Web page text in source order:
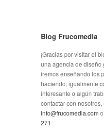
Blog Frucomedia
¡Gracias por visitar el
una agencia de diseño
iremos enseñando los
haciendo; igualmente
interesante o algún
contactar con
info@frucomedia.com
271